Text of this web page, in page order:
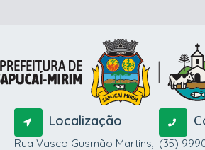
Localização
Rua Vasco Gusmão Martins,
(35)